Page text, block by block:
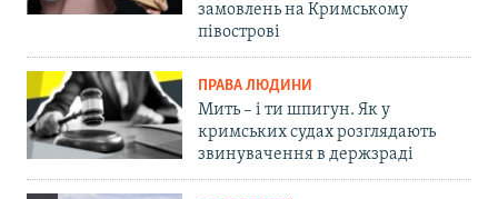
замовлень на Кримському
півострові
ПРАВА ЛЮДИНИ
Мить – і ти шпигун. Як у
кримських судах розглядають
звинувачення в держзраді